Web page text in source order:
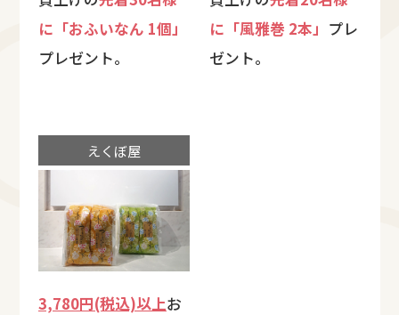
に「おふいなん 1個」
プレゼント。
に「風雅巻 2本」 プレ
ゼント。
えくぼ屋
3,780円(税込)以上お